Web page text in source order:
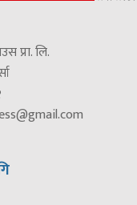
प्रा. लि.